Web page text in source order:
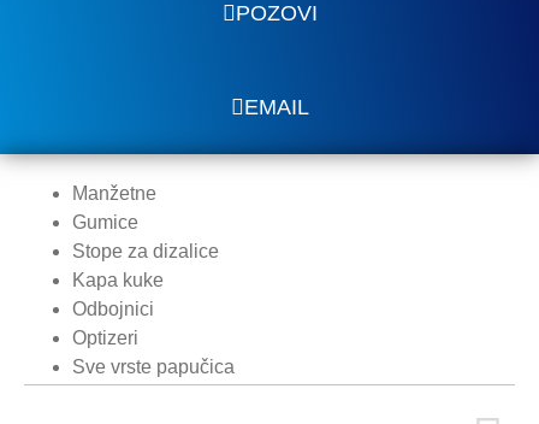
POZOVI
EMAIL
Manžetne
Gumice
Stope za dizalice
Kapa kuke
Odbojnici
Optizeri
Sve vrste papučica